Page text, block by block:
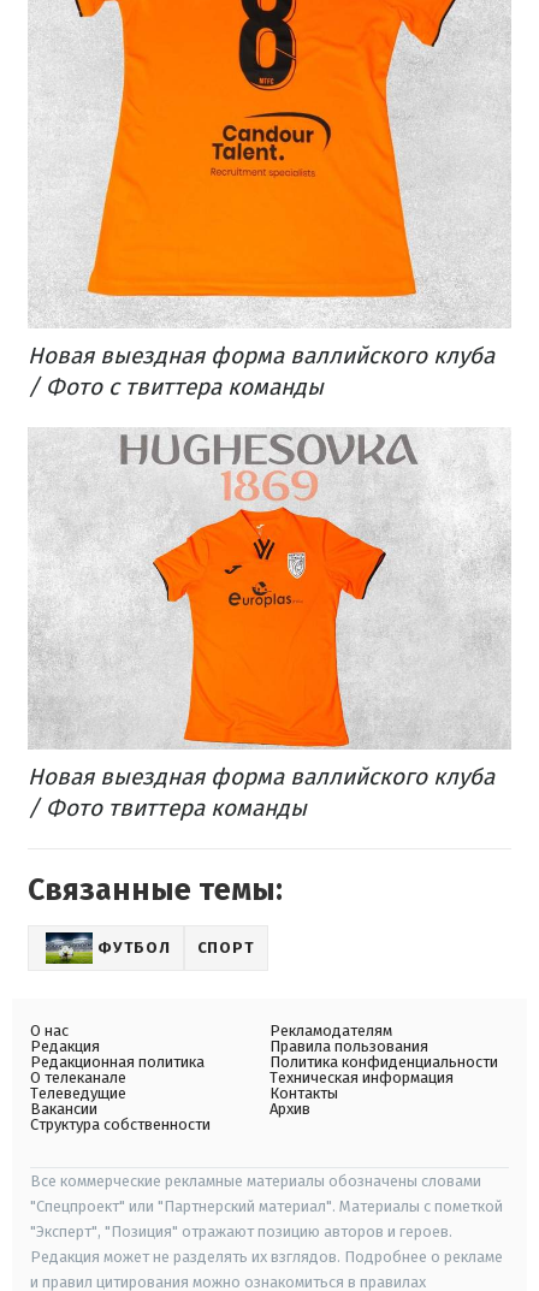
Новая выездная форма валлийского клуба
/ Фото с твиттера команды
Новая выездная форма валлийского клуба
/ Фото твиттера команды
Связанные темы:
ФУТБОЛ СПОРТ
О нас
Редакция
Редакционная политика
О телеканале
Телеведущие
Вакансии
Структура собственности
Рекламодателям
Правила пользования
Политика конфиденциальности
Техническая информация
Контакты
Архив
Все коммерческие рекламные материалы обозначены словами
"Спецпроект" или "Партнерский материал". Материалы с пометкой
"Эксперт", "Позиция" отражают позицию авторов и героев.
Редакция может не разделять их взглядов. Подробнее о рекламе
и правил цитирования можно ознакомиться в правилах